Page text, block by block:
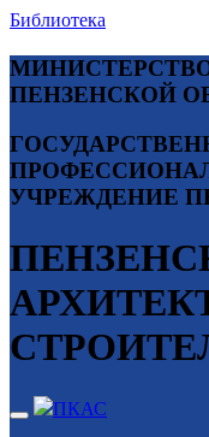
Библиотека
ПЕНЗЕНСКОЙ
УЧРЕЖДЕНИЕ
ПКАС